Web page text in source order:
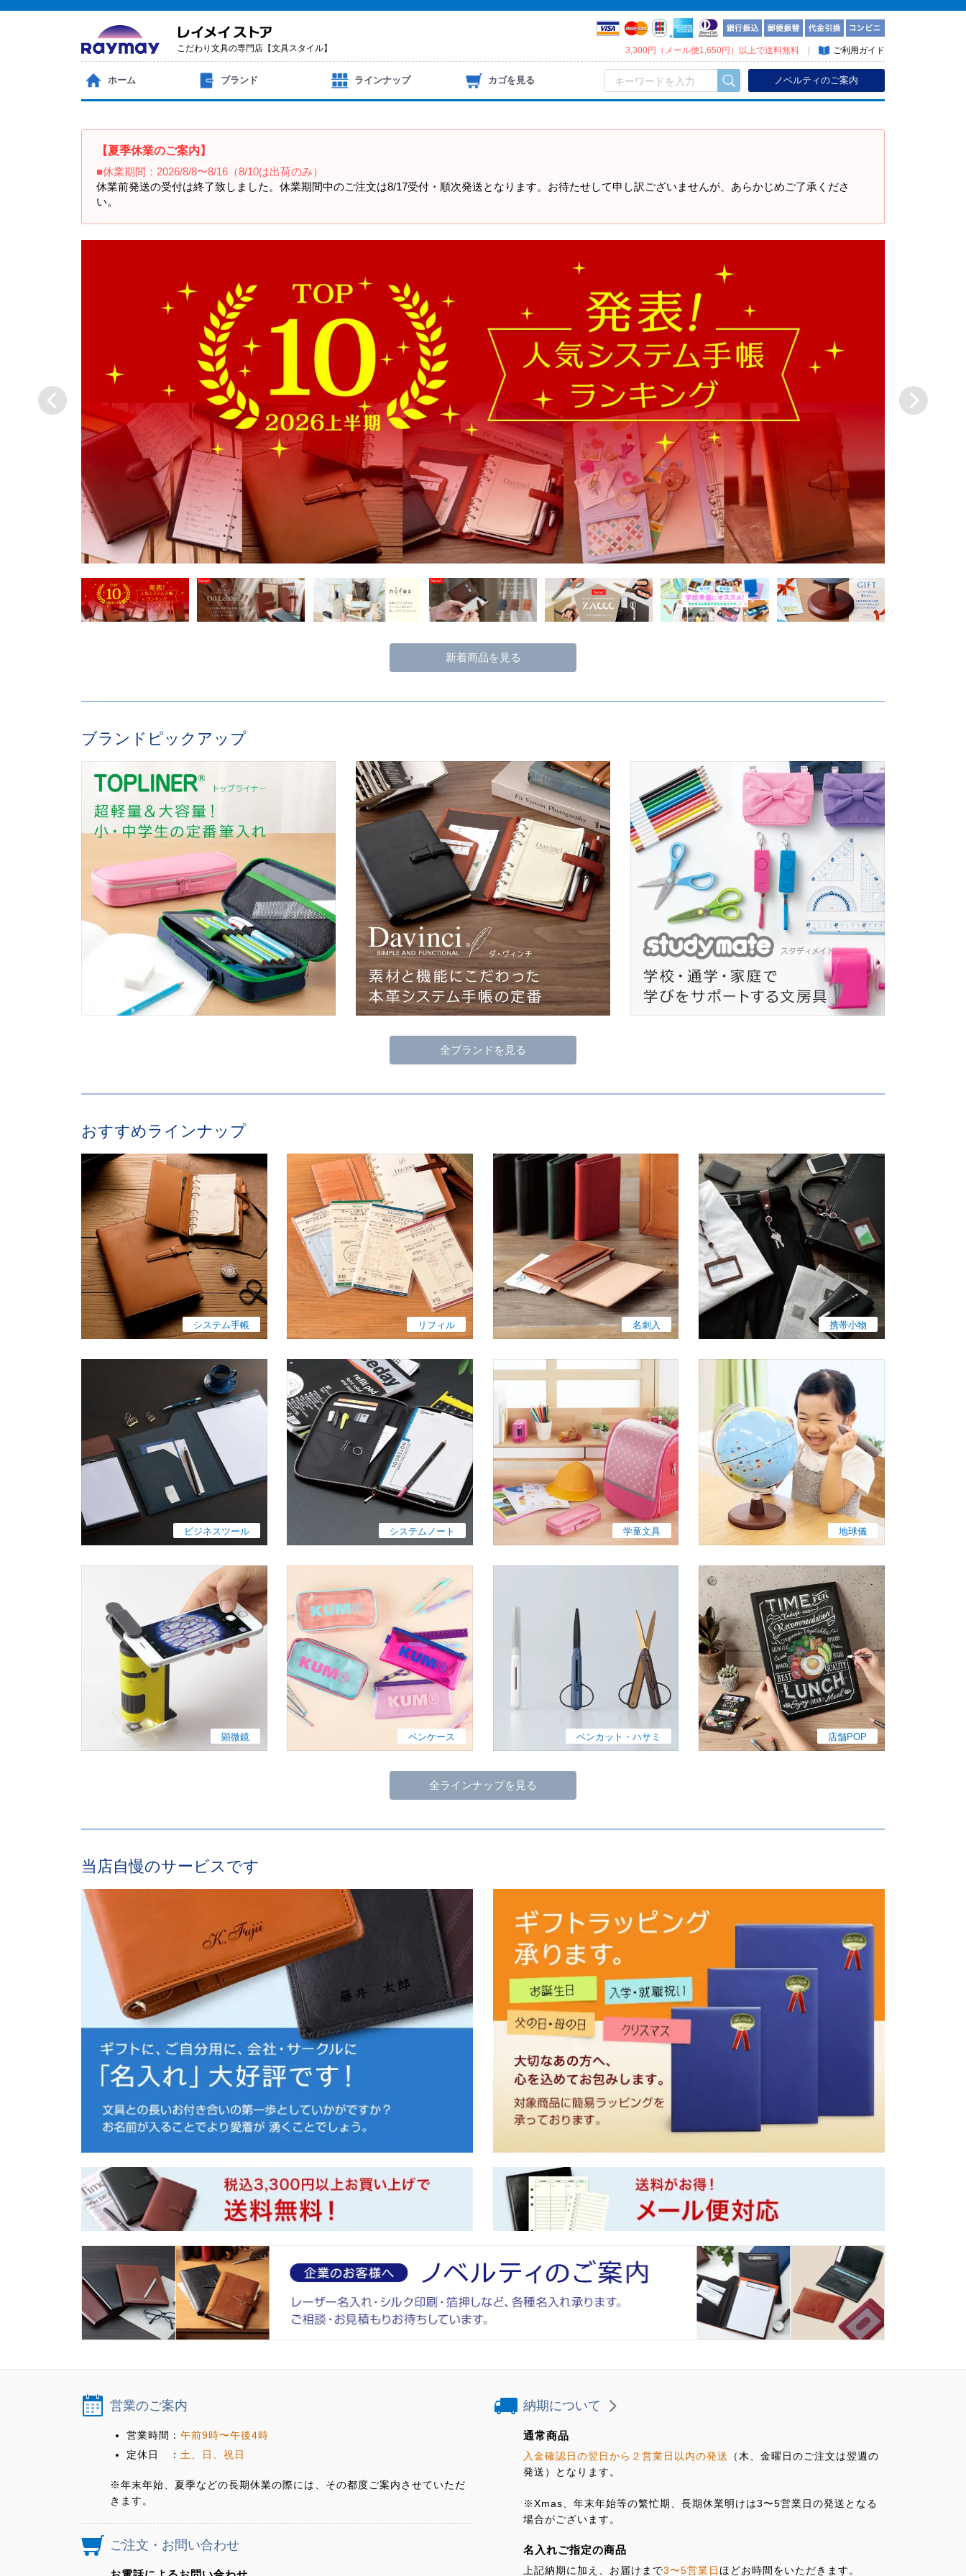
こだわり文具の専門店【文具スタイル】 3,300円（メール便1,650円）以上で送料無料 ご利用ガイド
ノベルティのご案内
ホーム ブランド ラインナップ カゴを見る
【夏季休業のご案内】
■休業期間：2026/8/8〜8/16（8/10は出荷のみ）
休業前発送の受付は終了致しました。休業期間中のご注文は8/17受付・順次発送となります。お待たせして申し訳ございませんが、あらかじめご了承くださ
い。
新着商品を見る
ブランドピックアップ
全ブランドを見る
おすすめラインナップ
システム手帳 リフィル 名刺入 携帯小物
ビジネスツール システムノート 学童文具 地球儀
顕微鏡 ペンケース ペンカット・ハサミ 店舗POP
全ラインナップを見る
当店自慢のサービスです
営業のご案内
営業時間： 午前9時〜午後4時
定休日 ： 土、日、祝日
※年末年始、夏季などの長期休業の際には、その都度ご案内させていただ
きます。
ご注文・お問い合わせ
納期について
通常商品
入金確認日の翌日から２営業日以内の発送
（木、金曜日のご注文は翌週の
発送）となります。
※Xmas、年末年始等の繁忙期、長期休業明けは3〜5営業日の発送となる
場合がございます。
名入れご指定の商品
上記納期に加え、お届けまで3〜5営業日ほどお時間をいただきます。